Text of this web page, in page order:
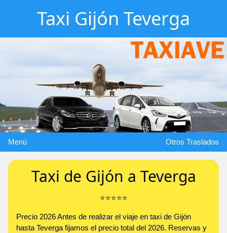
Taxi Gijón Teverga
Menú Otros Traslados
Taxi de Gijón a Teverga
⭐️⭐️⭐️⭐️⭐️
Precio 2026 Antes de realizar el viaje en taxi de Gijón
hasta Teverga fijamos el precio total del 2026. Reservas y